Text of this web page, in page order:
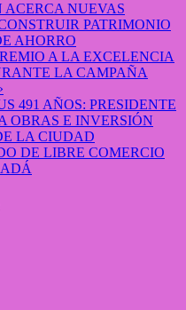
NUEVAS
PATRIMONIO
AHORRO
A LA EXCELENCIA
LA CAMPAÑA
491 AÑOS: PRESIDENTE
OBRAS E INVERSIÓN
LA CIUDAD
DE LIBRE COMERCIO